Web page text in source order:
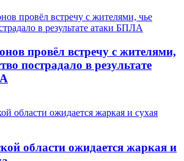
провёл встречу с жителями,
пострадало в результате
области ожидается жаркая и